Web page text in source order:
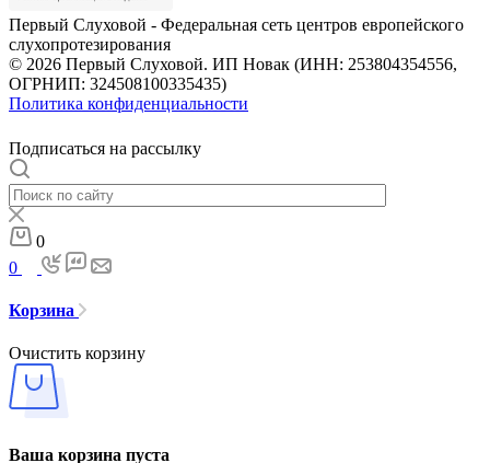
Первый Слуховой - Федеральная сеть центров европейского
слухопротезирования
© 2026 Первый Слуховой. ИП Новак (ИНН: 253804354556,
ОГРНИП: 324508100335435)
Политика конфиденциальности
Подписаться на рассылку
0
0
Корзина
Очистить корзину
Ваша корзина пуста